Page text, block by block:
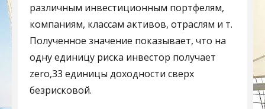
различным инвестиционным портфелям,
компаниям, классам активов, отраслям и т.
Полученное значение показывает, что на
одну единицу риска инвестор получает
zero,33 единицы доходности сверх
безрисковой.